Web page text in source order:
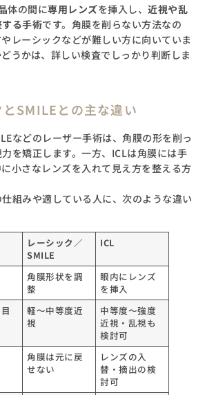
体の間に専用レンズを挿入し、 近視や乱
る手術です。角膜を削らない方法なの
レーシックなどが難しい方に向いていま
うかは、詳しい検査でしっかり判断しま
とSMILEとの主な違い
などのレーザー手術は、角膜の形を削っ
を矯正します。一方、ICLは角膜には手
小さなレンズを入れて見え方を整える方
組みや適している人に、次のような違い
レーシック／
SMILE
ICL
角膜形状を調
整
眼内にレンズ
を挿入
軽～中等度近
視
中等度～強度
近視・乱視も
検討可
角膜は元に戻
せない
レンズの入
替・摘出の検
討可
ロー・グレアは出ますか？
選ぶ前に知っておきたいこと〜
ト